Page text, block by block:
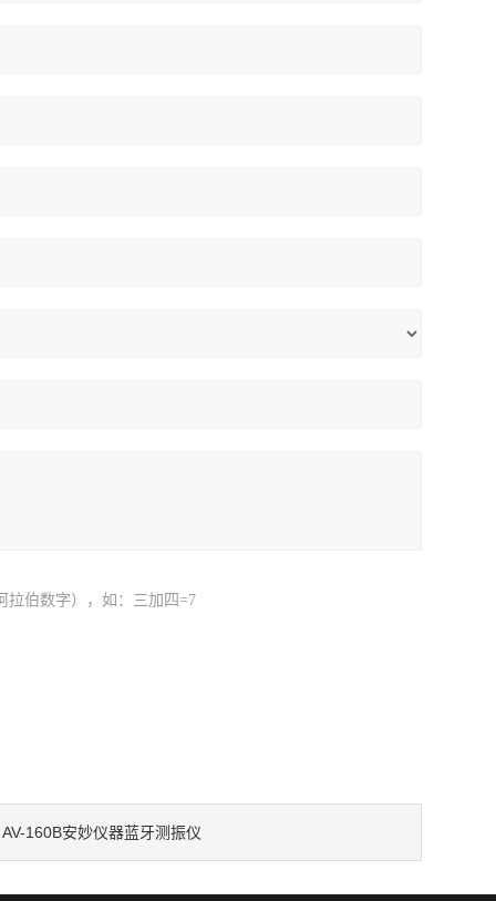
拉伯数字），如：三加四=7
AV-160B安妙仪器蓝牙测振仪